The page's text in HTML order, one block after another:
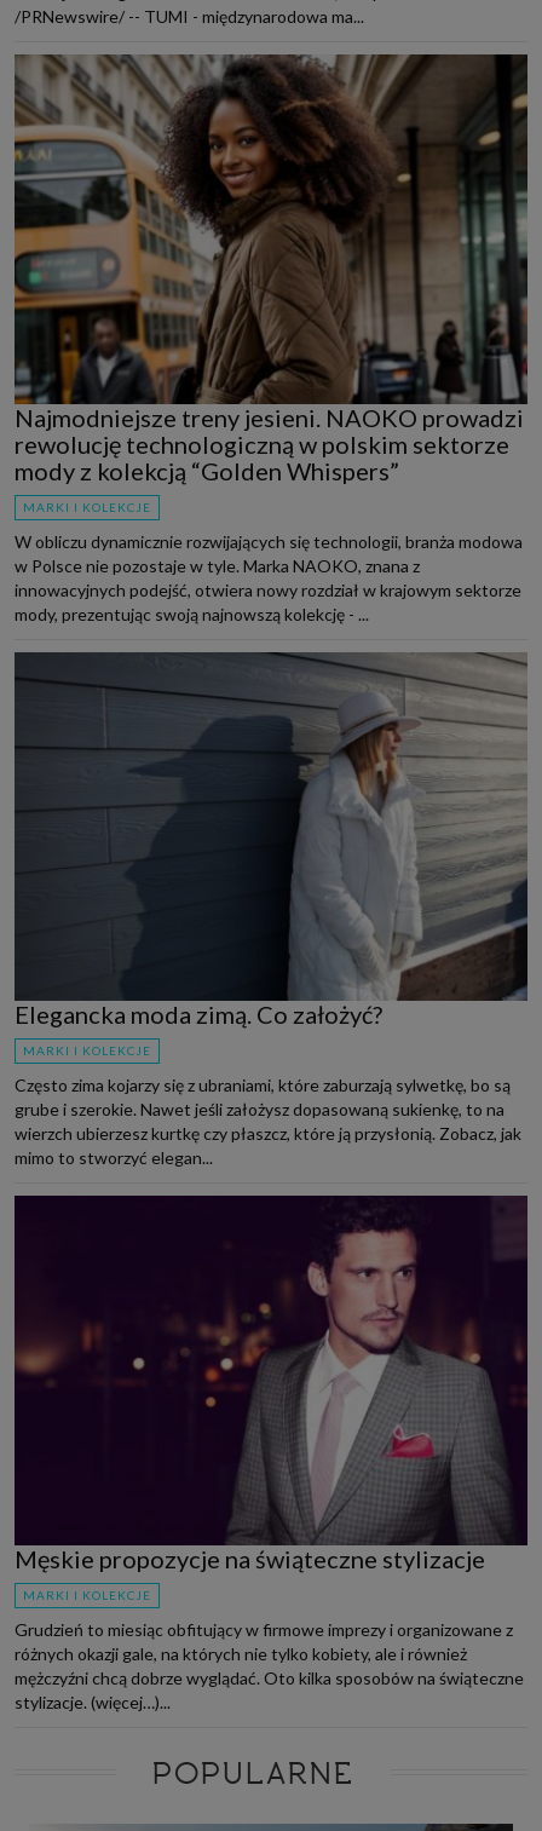
/PRNewswire/ -- TUMI - międzynarodowa ma...
Najmodniejsze treny jesieni. NAOKO prowadzi
rewolucję technologiczną w polskim sektorze
mody z kolekcją “Golden Whispers”
MARKI I KOLEKCJE
W obliczu dynamicznie rozwijających się technologii, branża modowa
w Polsce nie pozostaje w tyle. Marka NAOKO, znana z
innowacyjnych podejść, otwiera nowy rozdział w krajowym sektorze
mody, prezentując swoją najnowszą kolekcję - ...
Elegancka moda zimą. Co założyć?
MARKI I KOLEKCJE
Często zima kojarzy się z ubraniami, które zaburzają sylwetkę, bo są
grube i szerokie. Nawet jeśli założysz dopasowaną sukienkę, to na
wierzch ubierzesz kurtkę czy płaszcz, które ją przysłonią. Zobacz, jak
mimo to stworzyć elegan...
Męskie propozycje na świąteczne stylizacje
MARKI I KOLEKCJE
Grudzień to miesiąc obfitujący w firmowe imprezy i organizowane z
różnych okazji gale, na których nie tylko kobiety, ale i również
mężczyźni chcą dobrze wyglądać. Oto kilka sposobów na świąteczne
stylizacje. (więcej…)...
POPULARNE